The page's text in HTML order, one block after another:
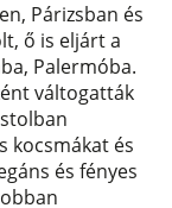
Párizsban és
ő is eljárt a
Palermóba.
váltogatták
kocsmákat és
és fényes